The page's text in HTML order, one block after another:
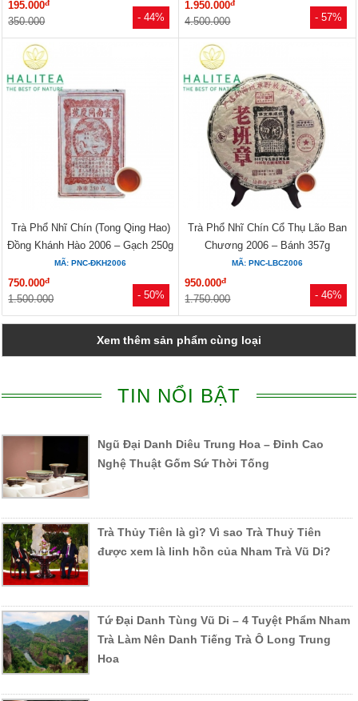
- 44%
195.000đ
350.000 - 57%
1.950.000đ
4.500.000
- 50%
Trà Phổ Nhĩ Chín (Tong Qing Hao)
Đồng Khánh Hào 2006 – Gạch 250g
MÃ: PNC-ĐKH2006
750.000đ
1.500.000 - 46%
Trà Phổ Nhĩ Chín Cổ Thụ Lão Ban
Chương 2006 – Bánh 357g
MÃ: PNC-LBC2006
950.000đ
1.750.000
Xem thêm sản phẩm cùng loại
TIN NỔI BẬT
Ngũ Đại Danh Diêu Trung Hoa – Đỉnh Cao
Nghệ Thuật Gốm Sứ Thời Tống
Trà Thủy Tiên là gì? Vì sao Trà Thuỷ Tiên
được xem là linh hồn của Nham Trà Vũ Di?
Tứ Đại Danh Tùng Vũ Di – 4 Tuyệt Phẩm Nham
Trà Làm Nên Danh Tiếng Trà Ô Long Trung
Hoa